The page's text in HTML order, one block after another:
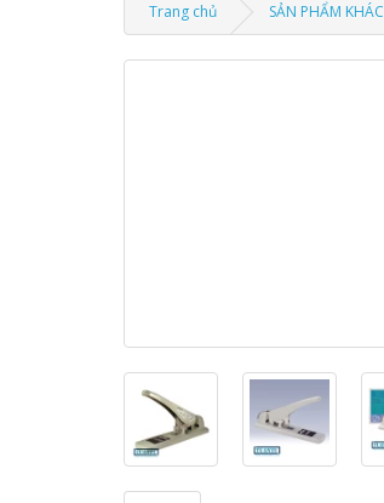
Trang chủ SẢN PHẨM KHÁC